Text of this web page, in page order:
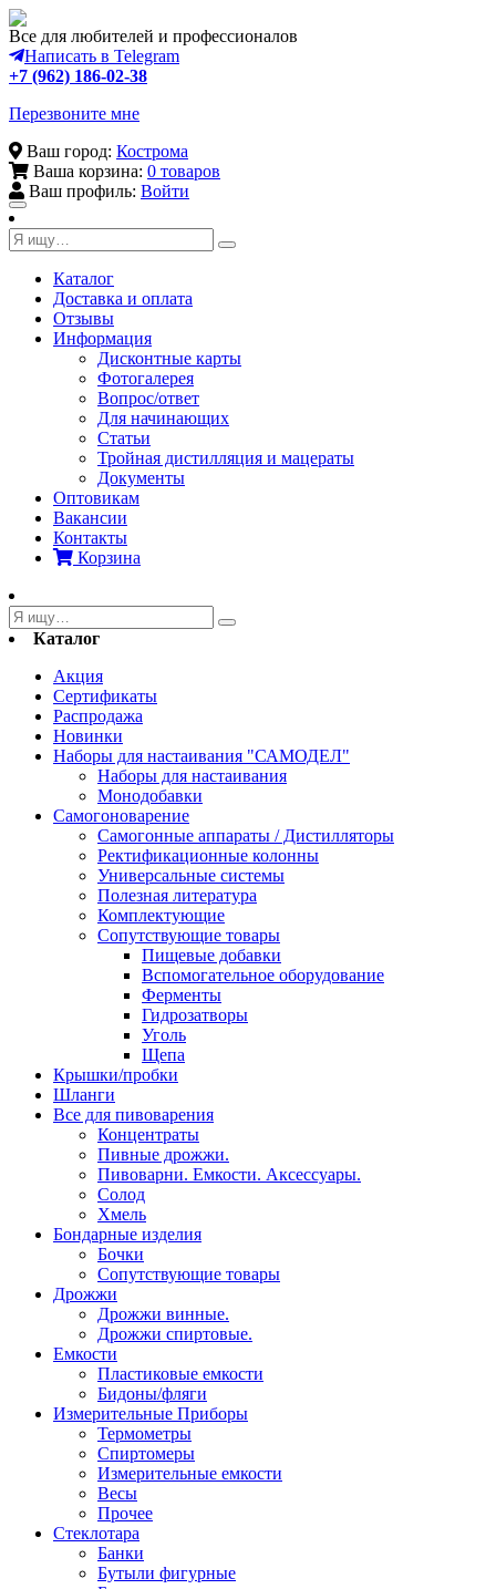
Все для любителей и профессионалов
Написать в Telegram
+7 (962) 186-02-38
Перезвоните мне
Ваш город: Кострома
Ваша корзина: 0 товаров
Ваш профиль: Войти
Toggle
navigation
Каталог
Доставка и оплата
Отзывы
Информация
Дисконтные карты
Фотогалерея
Вопрос/ответ
Для начинающих
Статьи
Тройная дистилляция и мацераты
Документы
Оптовикам
Вакансии
Контакты
Корзина
Каталог
Акция
Сертификаты
Распродажа
Новинки
Наборы для настаивания "САМОДЕЛ"
Наборы для настаивания
Монодобавки
Самогоноварение
Самогонные аппараты / Дистилляторы
Ректификационные колонны
Универсальные системы
Полезная литература
Комплектующие
Сопутствующие товары
Пищевые добавки
Вспомогательное оборудование
Ферменты
Гидрозатворы
Уголь
Щепа
Крышки/пробки
Шланги
Все для пивоварения
Концентраты
Пивные дрожжи.
Пивоварни. Емкости. Аксессуары.
Солод
Хмель
Бондарные изделия
Бочки
Сопутствующие товары
Дрожжи
Дрожжи винные.
Дрожжи спиртовые.
Емкости
Пластиковые емкости
Бидоны/фляги
Измерительные Приборы
Термометры
Спиртомеры
Измерительные емкости
Весы
Прочее
Стеклотара
Банки
Бутыли фигурные